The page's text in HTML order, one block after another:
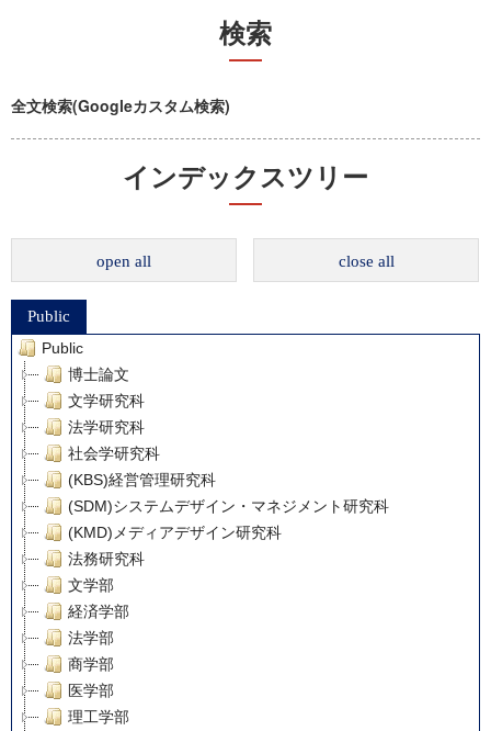
検索
全文検索(Googleカスタム検索)
インデックスツリー
open all close all
Public
Public
博士論文
文学研究科
法学研究科
社会学研究科
(KBS)経営管理研究科
(SDM)システムデザイン・マネジメント研究科
(KMD)メディアデザイン研究科
法務研究科
文学部
経済学部
法学部
商学部
医学部
理工学部